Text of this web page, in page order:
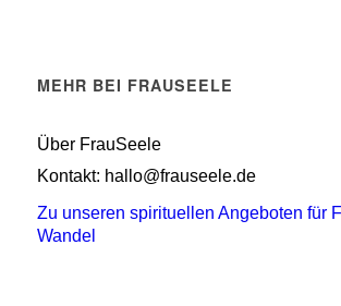
MEHR BEI FRAUSEELE
Über FrauSeele
Kontakt: hallo@frauseele.de
Zu unseren spirituellen Angeboten für
Wandel